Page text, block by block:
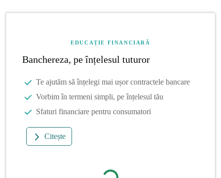
EDUCAȚIE FINANCIARĂ
Banchereza, pe înțelesul tuturor
Te ajutăm să înțelegi mai ușor contractele bancare
Vorbim în termeni simpli, pe înțelesul tău
Sfaturi financiare pentru consumatori
Citește